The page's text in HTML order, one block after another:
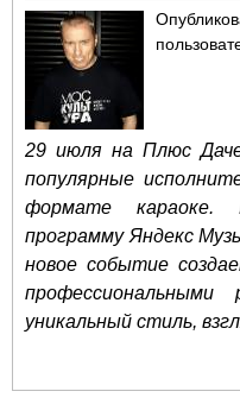
29 июля на Плюс
популярные
формате караоке.
программу Яндекс
новое событие
уникальный стиль,